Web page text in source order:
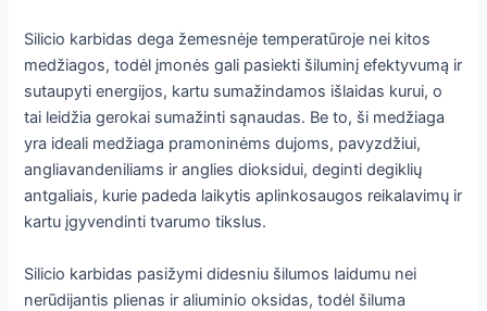
Silicio karbidas dega žemesnėje temperatūroje nei kitos
medžiagos, todėl įmonės gali pasiekti šiluminį efektyvumą ir
sutaupyti energijos, kartu sumažindamos išlaidas kurui, o
tai leidžia gerokai sumažinti sąnaudas. Be to, ši medžiaga
yra ideali medžiaga pramoninėms dujoms, pavyzdžiui,
angliavandeniliams ir anglies dioksidui, deginti degiklių
antgaliais, kurie padeda laikytis aplinkosaugos reikalavimų ir
kartu įgyvendinti tvarumo tikslus.
Silicio karbidas pasižymi didesniu šilumos laidumu nei
nerūdijantis plienas ir aliuminio oksidas, todėl šiluma